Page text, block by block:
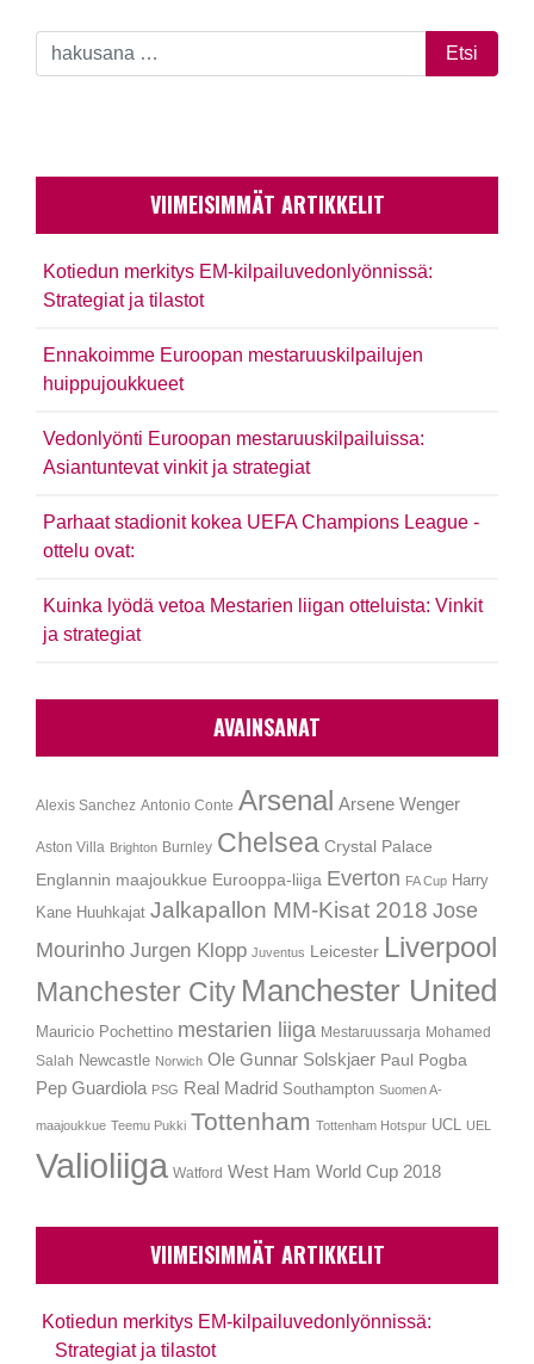
VIIMEISIMMÄT ARTIKKELIT
Kotiedun merkitys EM-kilpailuvedonlyönnissä:
Strategiat ja tilastot
Ennakoimme Euroopan mestaruuskilpailujen
huippujoukkueet
Vedonlyönti Euroopan mestaruuskilpailuissa:
Asiantuntevat vinkit ja strategiat
Parhaat stadionit kokea UEFA Champions League -
ottelu ovat:
Kuinka lyödä vetoa Mestarien liigan otteluista: Vinkit
ja strategiat
AVAINSANAT
Alexis Sanchez Antonio Conte Arsenal Arsene Wenger
Aston Villa Brighton Burnley Chelsea Crystal Palace
Englannin maajoukkue Eurooppa-liiga Everton FA Cup Harry
Kane Huuhkajat Jalkapallon MM-Kisat 2018 Jose
Mourinho Jurgen Klopp Juventus Leicester Liverpool
Manchester City Manchester United
Mauricio Pochettino mestarien liiga Mestaruussarja Mohamed
Salah Newcastle Norwich Ole Gunnar Solskjaer Paul Pogba
Pep Guardiola PSG Real Madrid Southampton Suomen A-
maajoukkue Teemu Pukki Tottenham Tottenham Hotspur UCL UEL
Valioliiga Watford West Ham World Cup 2018
VIIMEISIMMÄT ARTIKKELIT
Kotiedun merkitys EM-kilpailuvedonlyönnissä:
Strategiat ja tilastot